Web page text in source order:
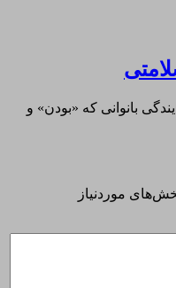
بانوانی که «بودن» و
موردنیاز